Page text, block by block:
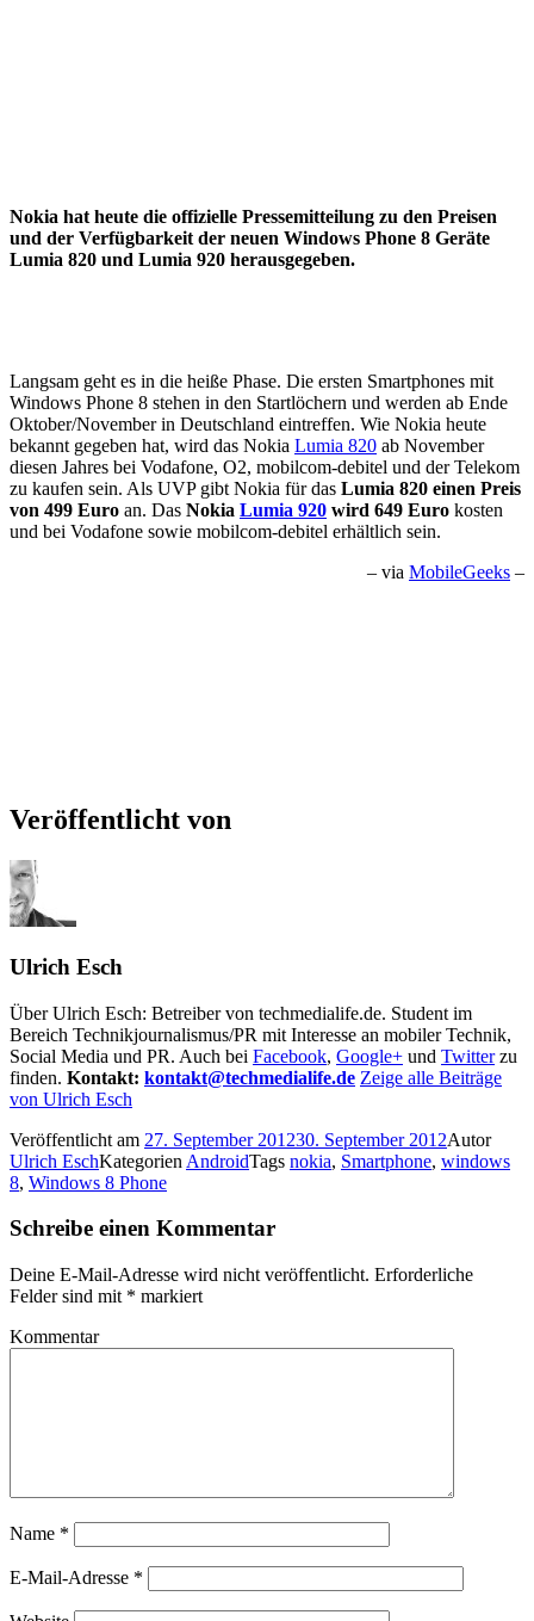
Nokia hat heute die offizielle Pressemitteilung zu den Preisen
und der Verfügbarkeit der neuen Windows Phone 8 Geräte
Lumia 820 und Lumia 920 herausgegeben.
Langsam geht es in die heiße Phase. Die ersten Smartphones mit
Windows Phone 8 stehen in den Startlöchern und werden ab Ende
Oktober/November in Deutschland eintreffen. Wie Nokia heute
bekannt gegeben hat, wird das Nokia Lumia 820 ab November
diesen Jahres bei Vodafone, O2, mobilcom-debitel und der Telekom
zu kaufen sein. Als UVP gibt Nokia für das Lumia 820 einen Preis
von 499 Euro an. Das Nokia Lumia 920 wird 649 Euro kosten
und bei Vodafone sowie mobilcom-debitel erhältlich sein.
– via MobileGeeks –
Veröffentlicht von
Ulrich Esch
Über Ulrich Esch: Betreiber von techmedialife.de. Student im
Bereich Technikjournalismus/PR mit Interesse an mobiler Technik,
Social Media und PR. Auch bei Facebook, Google+ und Twitterzu
finden. Kontakt: kontakt@techmedialife.de Zeige alle Beiträge
von Ulrich Esch
Veröffentlicht am 27. September 201230. September 2012Autor
Ulrich EschKategorien AndroidTags nokia, Smartphone, windows
8, Windows 8 Phone
Schreibe einen Kommentar
Deine E-Mail-Adresse wird nicht veröffentlicht. Erforderliche
Felder sind mit * markiert
Kommentar
Name *
E-Mail-Adresse *